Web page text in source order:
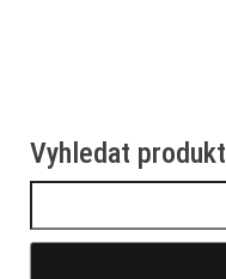
Vyhledat produkt